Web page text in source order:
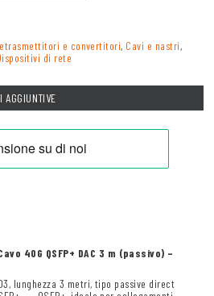
e convertitori, Cavi e nastri,
di rete
AGGIUNTIVE
40G QSFP+ DAC 3 m (passivo) –
lunghezza 3 metri, tipo passive direct